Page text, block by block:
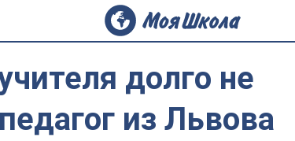
долго не
из Львова